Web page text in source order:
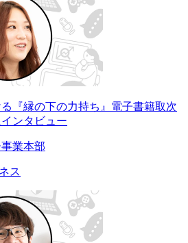
『縁の下の力持ち』電子書籍取次
ンタビュー
業本部
ス